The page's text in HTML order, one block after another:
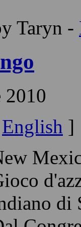
Taryn -
2010
English ]
di